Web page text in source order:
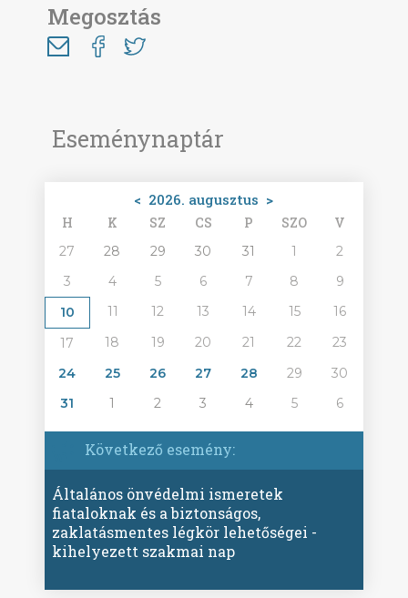
Eseménynaptár
< 2026. augusztus >
H K SZ CS P SZO V
27 28 29 30 31 1
2
3
4 5 6 7 8
9
10
11 12 13 14 15
16
17
18 19 20 21 22
23
24
25 26 27 28 29
30
31
1 2 3 4 5 6
Következő esemény:
Általános önvédelmi ismeretek
fiataloknak és a biztonságos,
zaklatásmentes légkör lehetőségei -
kihelyezett szakmai nap
Megosztás